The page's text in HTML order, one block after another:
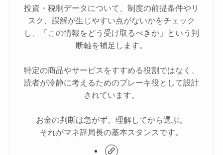
投資・税制データについて、制度の前提条件やリ
スク、誤解が生じやすい点がないかをチェック
し、「この情報をどう受け取るべきか」という判
断軸を補足します。
特定の商品やサービスをすすめる役割ではなく、
読者が冷静に考えるためのブレーキ役として設計
されています。
お金の判断は急がず、理解してから選ぶ。
それがマネ辞局長の基本スタンスです。